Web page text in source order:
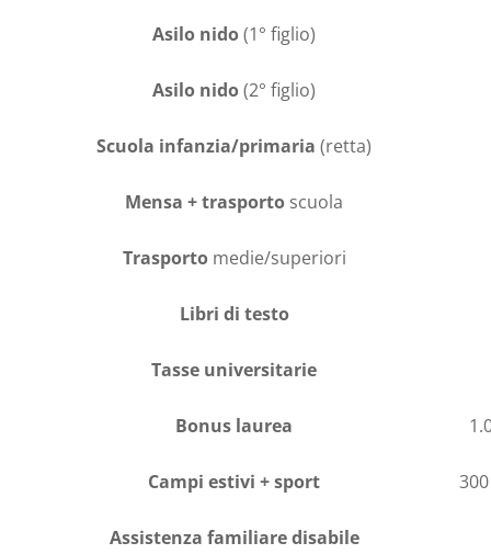
Asilo nido(1° figlio)
Asilo nido(2° figlio)
Scuola infanzia/primaria (retta)
Mensa + trasporto scuola
Trasportomedie/superiori
Libri di testo
Tasse universitarie
Bonus laurea
Campi estivi + sport
Assistenza familiare disabile